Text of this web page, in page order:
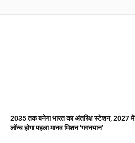
2035 तक बनेगा भारत का अंतरिक्ष स्टेशन, 2027 में
लॉन्च होगा पहला मानव मिशन ‘गगनयान’